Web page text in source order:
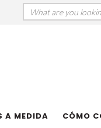
A MEDIDA CÓMO